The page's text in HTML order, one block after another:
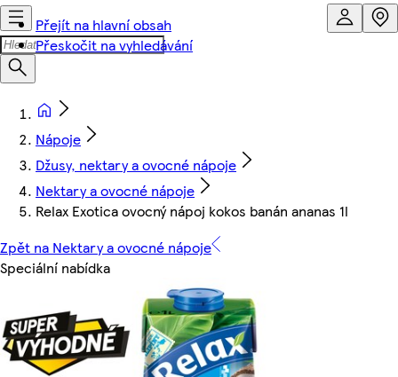
Přejít na hlavní obsah
Přeskočit na vyhledávání
Nápoje
Džusy, nektary a ovocné nápoje
Nektary a ovocné nápoje
Relax Exotica ovocný nápoj kokos banán ananas 1l
Zpět na Nektary a ovocné nápoje
Speciální nabídka